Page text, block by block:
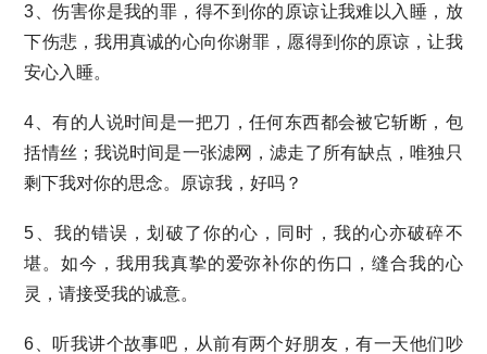
3、伤害你是我的罪，得不到你的原谅让我难以入睡，放
下伤悲，我用真诚的心向你谢罪，愿得到你的原谅，让我
安心入睡。
4、有的人说时间是一把刀，任何东西都会被它斩断，包
括情丝；我说时间是一张滤网，滤走了所有缺点，唯独只
剩下我对你的思念。原谅我，好吗？
5、我的错误，划破了你的心，同时，我的心亦破碎不
堪。如今，我用我真挚的爱弥补你的伤口，缝合我的心
灵，请接受我的诚意。
6、听我讲个故事吧，从前有两个好朋友，有一天他们吵